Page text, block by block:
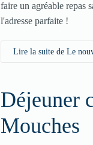
faire un agréable repas
l'adresse parfaite !
Lire la suite de Le
Déjeuner
Mouches